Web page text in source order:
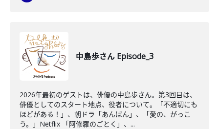
中島歩さん Episode_3
2026年最初のゲストは、俳優の中島歩さん。第3回目は、
俳優としてのスタート地点、役者について。「不適切にも
ほどがある！」、朝ドラ「あんぱん」、「愛の、がっこ
う。」Netflix 「阿修羅のごとく」、...